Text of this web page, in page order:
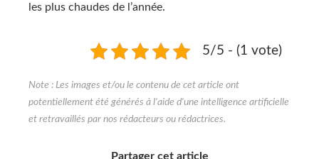
les plus chaudes de l’année.
5/5 - (1 vote)
Partager cet article